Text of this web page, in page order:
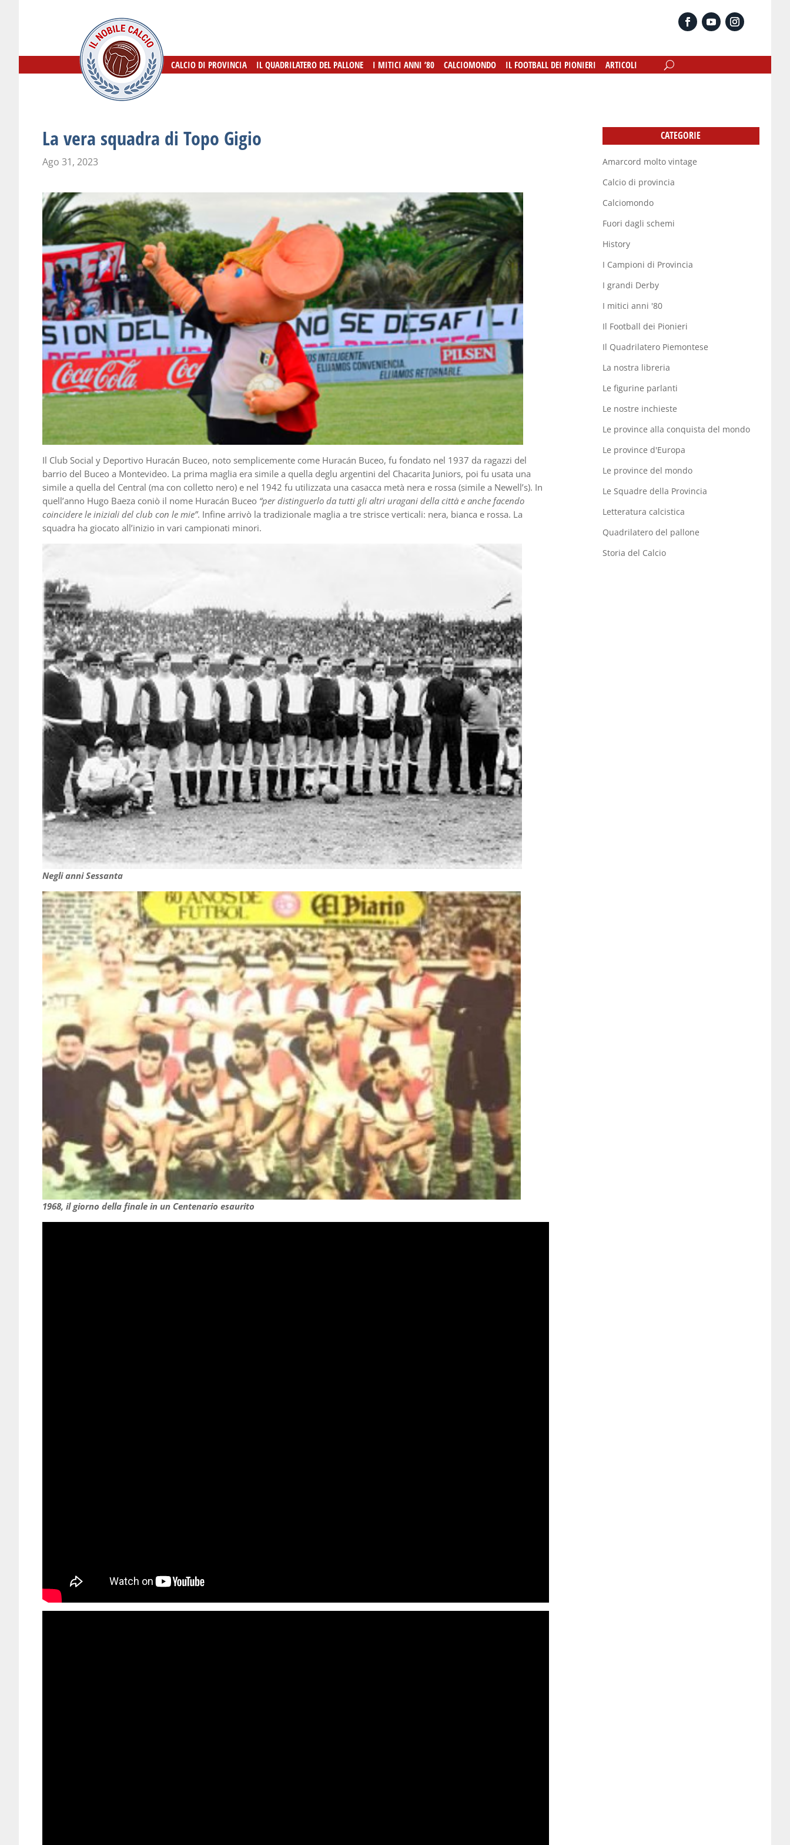
CALCIO DI PROVINCIA IL QUADRILATERO DEL PALLONE I MITICI ANNI ’80 CALCIOMONDO IL FOOTBALL DEI PIONIERI ARTICOLI
CALCIO DI PROVINCIA IL QUADRILATERO DEL PALLONE I MITICI ANNI ’80 CALCIOMONDO IL FOOTBALL DEI PIONIERI ARTICOLI
La vera squadra di Topo Gigio
Ago 31, 2023
Il Club Social y Deportivo Huracán Buceo, noto semplicemente come Huracán Buceo, fu fondato nel 1937 da ragazzi del
barrio del Buceo a Montevideo. La prima maglia era simile a quella deglu argentini del Chacarita Juniors, poi fu usata una
simile a quella del Central (ma con colletto nero) e nel 1942 fu utilizzata una casacca metà nera e rossa (simile a Newell’s). In
quell’anno Hugo Baeza coniò il nome Huracán Buceo “per distinguerlo da tutti gli altri uragani della città e anche facendo
coincidere le iniziali del club con le mie”. Infine arrivò la tradizionale maglia a tre strisce verticali: nera, bianca e rossa. La
squadra ha giocato all’inizio in vari campionati minori.
Negli anni Sessanta
1968, il giorno della finale in un Centenario esaurito
CATEGORIE
Amarcord molto vintage
Calcio di provincia
Calciomondo
Fuori dagli schemi
History
I Campioni di Provincia
I grandi Derby
I mitici anni '80
Il Football dei Pionieri
Il Quadrilatero Piemontese
La nostra libreria
Le figurine parlanti
Le nostre inchieste
Le province alla conquista del mondo
Le province d'Europa
Le province del mondo
Le Squadre della Provincia
Letteratura calcistica
Quadrilatero del pallone
Storia del Calcio